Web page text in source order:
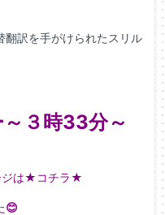
翻訳を手がけられたスリル
～３時33分～
ジは★ コチラ★
😊